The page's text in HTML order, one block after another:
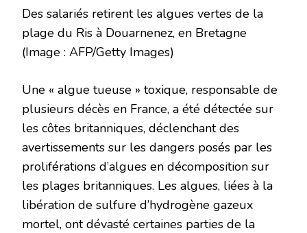
Des salariés retirent les algues vertes de la
plage du Ris à Douarnenez, en Bretagne
(Image : AFP/Getty Images)
Une « algue tueuse » toxique, responsable de
plusieurs décès en France, a été détectée sur
les côtes britanniques, déclenchant des
avertissements sur les dangers posés par les
proliférations d’algues en décomposition sur
les plages britanniques. Les algues, liées à la
libération de sulfure d’hydrogène gazeux
mortel, ont dévasté certaines parties de la